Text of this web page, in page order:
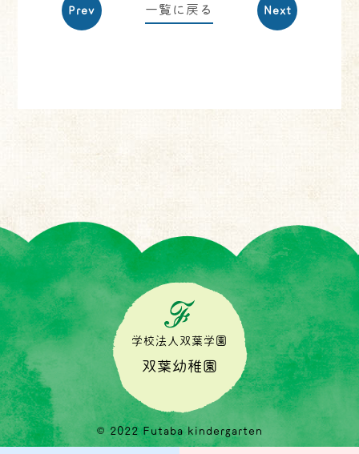
Prev 一覧に戻る Next
学校法人双葉学園
双葉幼稚園
© 2022 Futaba kindergarten